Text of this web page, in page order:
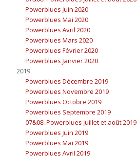
Powerblues Juin 2020
Powerblues Mai 2020
Powerblues Avril 2020
Powerblues Mars 2020
Powerblues Février 2020
Powerblues Janvier 2020
2019
Powerblues Décembre 2019
Powerblues Novembre 2019
Powerblues Octobre 2019
Powerblues Septembre 2019
07&08. Powerblues juillet et août 2019
Powerblues Juin 2019
Powerblues Mai 2019
Powerblues Avril 2019